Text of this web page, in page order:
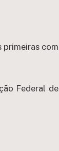
primeiras com
Federal de